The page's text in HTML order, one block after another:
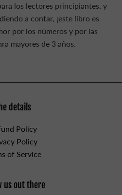
los lectores principiantes, y
a contar, ¡este libro es
por los números y por las
mayores de 3 años.
details
Policy
Policy
of Service
us out there